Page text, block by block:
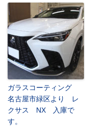
ガラスコーティング
名古屋市緑区より レ
クサス NX 入庫で
す。